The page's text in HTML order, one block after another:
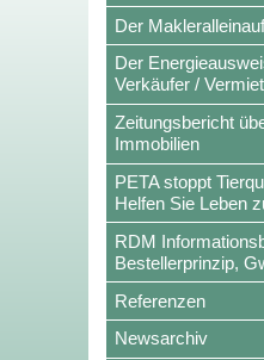
Der
Der
Verkäufer /
Zeitungsbericht
Immobilien
PETA stoppt
Helfen Sie Leben
RDM
Bestellerprinzip,
Referenzen
Newsarchiv